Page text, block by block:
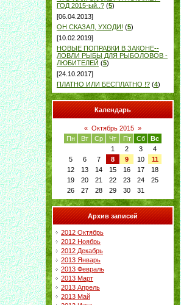
ГОД 2015-ый..? (5)
[06.04.2013]
ОН СКАЗАЛ, УХОДИ! (5)
[10.02.2019]
НОВЫЕ ПОПРАВКИ В ЗАКОНЕ--
ЛОВЛИ РЫБЫ ДЛЯ РЫБОЛОВОВ -
ЛЮБИТЕЛЕЙ (5)
[24.10.2017]
ПЛАТНО ИЛИ БЕСПЛАТНО !? (4)
Календарь
« Октябрь 2015 »
Пн
Вт Ср Чт Пт Сб
Вс
1
2 3
4
5
6 7 8 9 10
11
12
13 14 15 16 17
18
19
20 21 22 23 24
25
26
27 28 29 30 31
Архив записей
2012 Октябрь
2012 Ноябрь
2012 Декабрь
2013 Январь
2013 Февраль
2013 Март
2013 Апрель
2013 Май